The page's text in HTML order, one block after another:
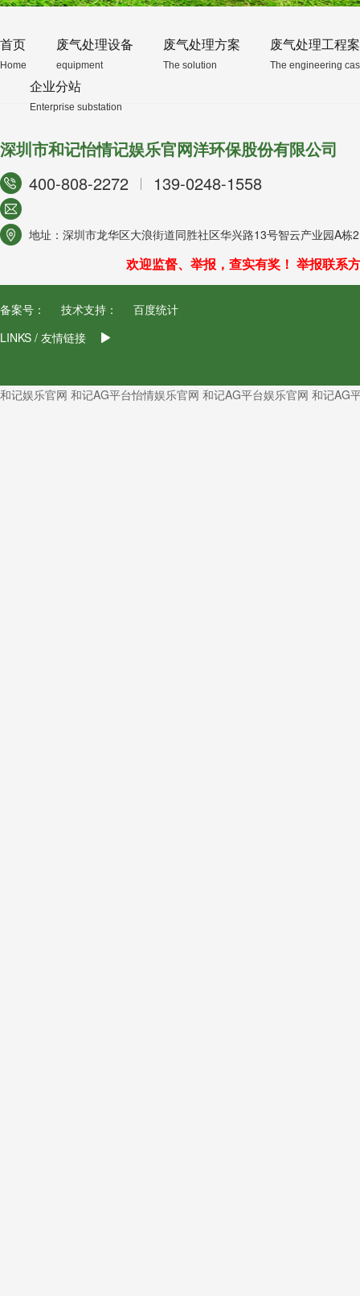
首页
Home
废气处理设备
equipment
废气处理方案
The solution
废气处理工程
The engineering
企业分站
Enterprise substation
深圳市和记怡情记娱乐官网洋环保股份有限公司
400-808-2272
139-0248-1558
地址：深圳市龙华区大浪街道同胜社区华兴路13号智云产业园A栋
欢迎监督、举报，查实有奖！ 举报联系
备案号： 技术支持：
百度统计
LINKS / 友情链接
和记娱乐官网 和记AG平台怡情娱乐官网 和记AG平台娱乐官网 和记AG